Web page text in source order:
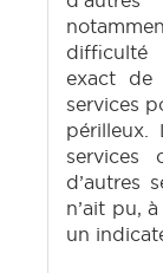
difficulté
exact de
services
périlleux.
services
d’autres
n’ait pu,
un